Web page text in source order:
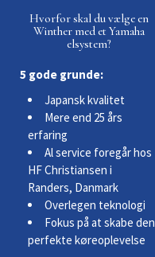
Hvorfor skal du vælge en
Winther med et Yamaha
elsystem?
5 gode grunde:
Japansk kvalitet
Mere end 25 års
erfaring
Al service foregår hos
HF Christiansen i
Randers, Danmark
Overlegen teknologi
Fokus på at skabe den
perfekte køreoplevelse